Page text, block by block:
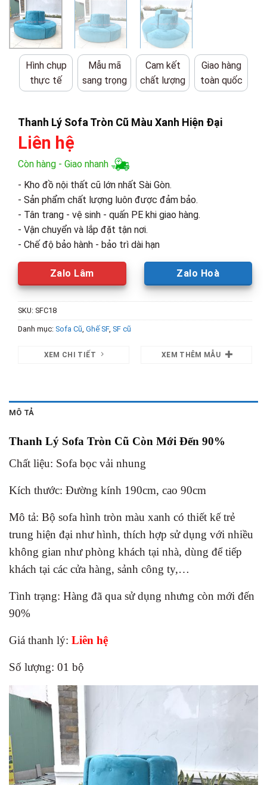
Hình chụp
thực tế
Mẫu mã
sang trọng
Cam kết
chất lượng
Giao hàng
toàn quốc
Thanh Lý Sofa Tròn Cũ Màu Xanh Hiện Đại
Liên hệ
Còn hàng - Giao nhanh
- Kho đồ nội thất cũ lớn nhất Sài Gòn.
- Sản phẩm chất lượng luôn được đảm bảo.
- Tân trang - vệ sinh - quấn PE khi giao hàng.
- Vận chuyển và lắp đặt tận nơi.
- Chế độ bảo hành - bảo trì dài hạn
Zalo Lâm Zalo Hoà
SKU: SFC18
Danh mục: Sofa Cũ, Ghế SF, SF cũ
XEM CHI TIẾT XEM THÊM MẪU
MÔ TẢ
Thanh Lý Sofa Tròn Cũ Còn Mới Đến 90%
Chất liệu: Sofa bọc vải nhung
Kích thước: Đường kính 190cm, cao 90cm
Mô tả: Bộ sofa hình tròn màu xanh có thiết kế trẻ
trung hiện đại như hình, thích hợp sử dụng với nhiều
không gian như phòng khách tại nhà, dùng để tiếp
khách tại các cửa hàng, sảnh công ty,…
Tình trạng: Hàng đã qua sử dụng nhưng còn mới đến
90%
Giá thanh lý: Liên hệ
Số lượng: 01 bộ